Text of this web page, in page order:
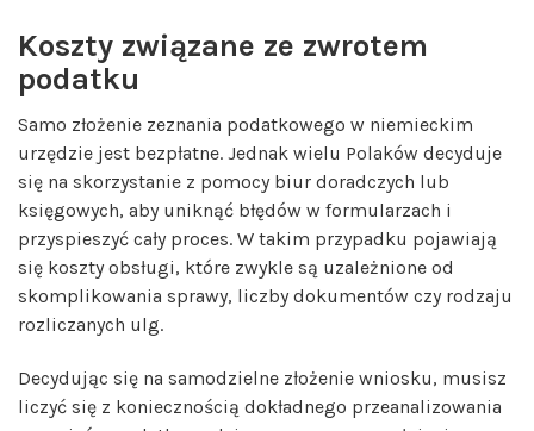
Koszty związane ze zwrotem
podatku
Samo złożenie zeznania podatkowego w niemieckim
urzędzie jest bezpłatne. Jednak wielu Polaków decyduje
się na skorzystanie z pomocy biur doradczych lub
księgowych, aby uniknąć błędów w formularzach i
przyspieszyć cały proces. W takim przypadku pojawiają
się koszty obsługi, które zwykle są uzależnione od
skomplikowania sprawy, liczby dokumentów czy rodzaju
rozliczanych ulg.
Decydując się na samodzielne złożenie wniosku, musisz
liczyć się z koniecznością dokładnego przeanalizowania